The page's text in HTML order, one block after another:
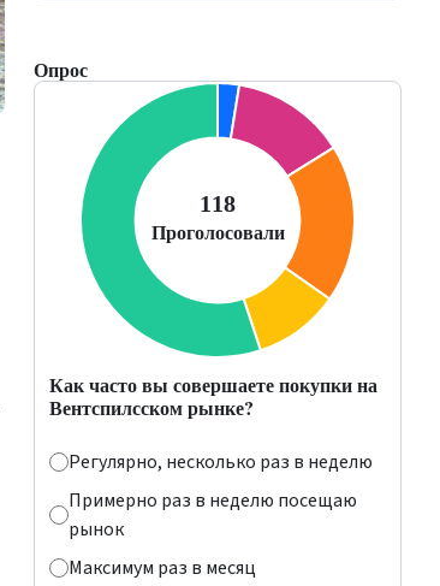
Опрос
Как часто вы совершаете покупки на
Вентспилсском рынке?
Регулярно, несколько раз в неделю
Примерно раз в неделю посещаю
рынок
Максимум раз в месяц